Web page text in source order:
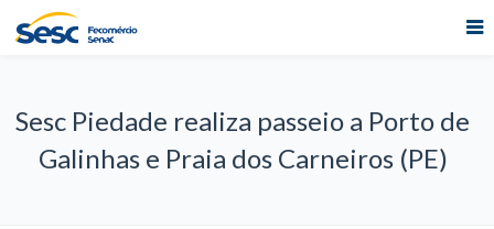
Sesc Piedade realiza passeio a Porto de
Galinhas e Praia dos Carneiros (PE)